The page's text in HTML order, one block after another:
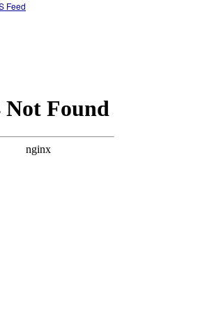
Feed